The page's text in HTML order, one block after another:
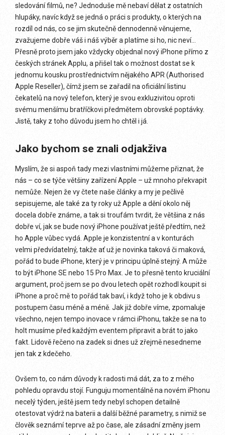
sledování filmů, ne? Jednoduše mě nebaví dělat z ostatních
hlupáky, navíc když se jedná o práci s produkty, o kterých na
rozdíl od nás, co se jim skutečně dennodenně věnujeme,
zvažujeme dobře váš i náš výběr a platíme si ho, nic neví…
Přesně proto jsem jako vždycky objednal nový iPhone přímo z
českých stránek Applu, a přišel tak o možnost dostat se k
jednomu kousku prostřednictvím nějakého APR (Authorised
Apple Reseller), čímž jsem se zařadil na oficiální listinu
čekatelů na nový telefon, který je svou exkluzivitou oproti
svému menšímu bratříčkovi předmětem obrovské poptávky.
Jistě, taky z toho důvodu jsem ho chtěl i já.
Jako bychom se znali odjakživa
Myslím, že si aspoň tady mezi vlastními můžeme přiznat, že
nás – co se týče většiny zařízení Apple – už mnoho překvapit
nemůže. Nejen že vy čtete naše články a my je pečlivě
sepisujeme, ale také za ty roky už Apple a dění okolo něj
docela dobře známe, a tak si troufám tvrdit, že většina z nás
dobře ví, jak se bude nový iPhone používat ještě předtím, než
ho Apple vůbec vydá. Apple je konzistentní a v konturách
velmi předvídatelný, takže ať už je novinka taková či maková,
pořád to bude iPhone, který je v principu úplně stejný. A může
to být iPhone SE nebo 15 Pro Max. Je to přesně tento kruciální
argument, proč jsem se po dvou letech opět rozhodl koupit si
iPhone a proč mě to pořád tak baví, i když toho je k obdivu s
postupem času méně a méně. Jak již dobře víme, zpomaluje
všechno, nejen tempo inovace v rámci iPhonu, takže se na to
holt musíme před každým eventem připravit a brát to jako
fakt. Lidově řečeno na zadek si dnes už zřejmě nesedneme
jen tak z kdečeho.
Ovšem to, co nám důvody k radosti má dát, za to z mého
pohledu opravdu stojí. Funguju momentálně na novém iPhonu
necelý týden, ještě jsem tedy nebyl schopen detailně
otestovat výdrž na baterii a další běžné parametry, s nimiž se
člověk seznámí teprve až po čase, ale zásadní změny jsem